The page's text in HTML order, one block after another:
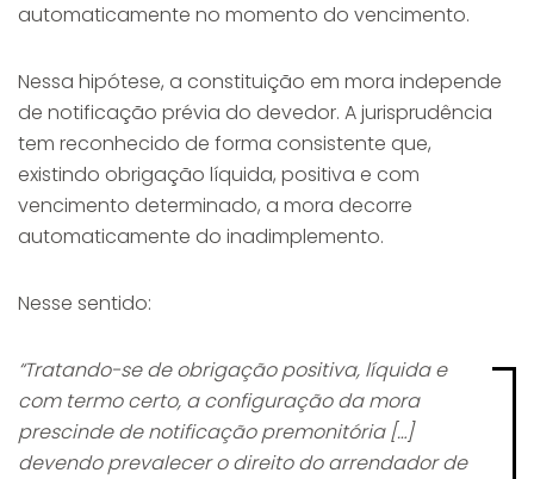
automaticamente no momento do vencimento.
Nessa hipótese, a constituição em mora independe
de notificação prévia do devedor. A jurisprudência
tem reconhecido de forma consistente que,
existindo obrigação líquida, positiva e com
vencimento determinado, a mora decorre
automaticamente do inadimplemento.
Nesse sentido:
“Tratando-se de obrigação positiva, líquida e
com termo certo, a configuração da mora
prescinde de notificação premonitória […]
devendo prevalecer o direito do arrendador de